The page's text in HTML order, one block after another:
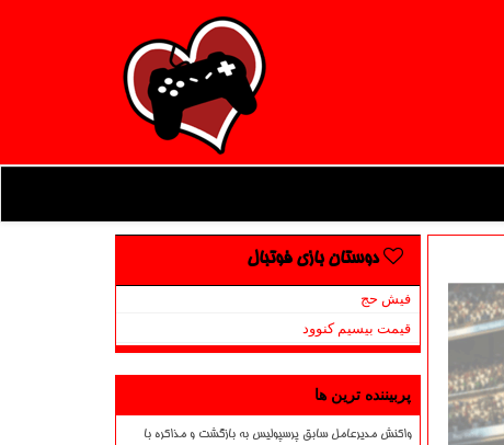
دوستان بازی فوتبال
فیش حج
قیمت بیسیم کنوود
پربیننده ترین ها
واکنش مدیرعامل سابق پرسپولیس به بازگشت و مذاکره با